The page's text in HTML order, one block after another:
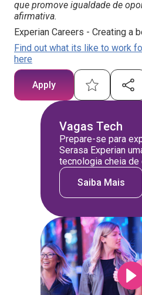
que promove igualdade de
afirmativa.
Experian Careers - Creating a
Find out what its like to work
here
Apply
Vagas Tech
Prepare-se para
Serasa Experian
tecnologia cheia de
Saiba Mais